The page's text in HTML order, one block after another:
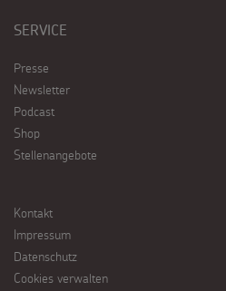
SERVICE
Presse
Newsletter
Podcast
Shop
Stellenangebote
Kontakt
Impressum
Datenschutz
Cookies verwalten